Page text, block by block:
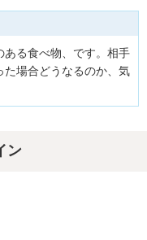
る食べ物、です。相手
場合どうなるのか、気
ン